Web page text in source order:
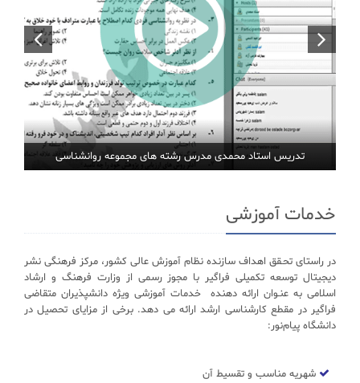
تدریس استاد محمدی مدرس رشته های مجموعه روانشناسی
خدمات آموزشی
در راستای تحـقق اهداف سازنده نظام آموزش عالی کشور، مرکز فرهنگی نشر
دیجیتال توسعه تکمیلی فراگیر با مجوز رسمی از وزارت فرهنگ و ارشاد
اسلامی به عنـوان ارائه دهنده خدمات آموزشی ویژه دانشپذیران متقاضی
فراگیر در مقطع کارشناسی ارشد ارائه می دهد. برخی از مزایای تحصیل در
دانشگاه پیام‌نور:
شهریه مناسب و تقسیط آن